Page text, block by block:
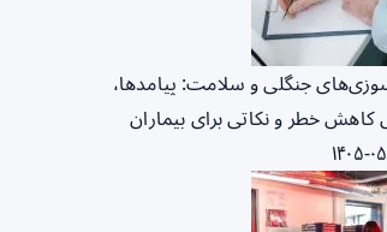
جنگلی و سلامت: پیامدها،
کاهش خطر و نکاتی برای بیماران